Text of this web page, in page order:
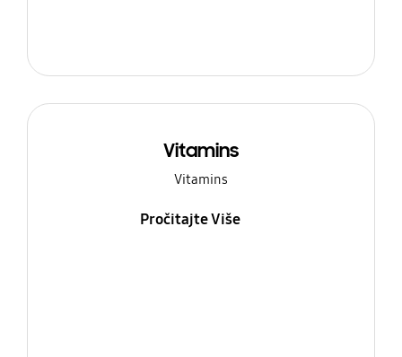
Vitamins
Vitamins
Pročitajte Više